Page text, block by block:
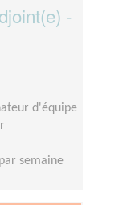
-
d'équipe
semaine